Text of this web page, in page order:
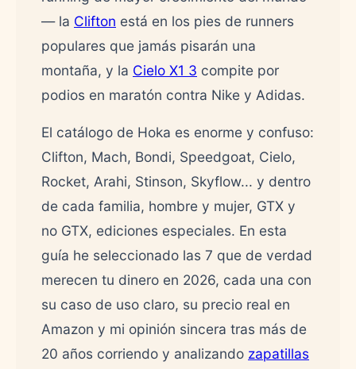
— la Clifton está en los pies de runners
populares que jamás pisarán una
montaña, y la Cielo X1 3 compite por
podios en maratón contra Nike y Adidas.
El catálogo de Hoka es enorme y confuso:
Clifton, Mach, Bondi, Speedgoat, Cielo,
Rocket, Arahi, Stinson, Skyflow... y dentro
de cada familia, hombre y mujer, GTX y
no GTX, ediciones especiales. En esta
guía he seleccionado las 7 que de verdad
merecen tu dinero en 2026, cada una con
su caso de uso claro, su precio real en
Amazon y mi opinión sincera tras más de
20 años corriendo y analizando zapatillas